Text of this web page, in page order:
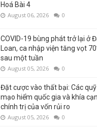
Hoá Bài 4
August 06, 2026 0
COVID-19 bùng phát trở lại ở
Loan, ca nhập viện tăng vọt
sau một tuần
August 05, 2026 0
Đặt cược vào thất bại: Các
mạo hiểm quốc gia và khía
chính trị của vốn rủi ro
August 05, 2026 0